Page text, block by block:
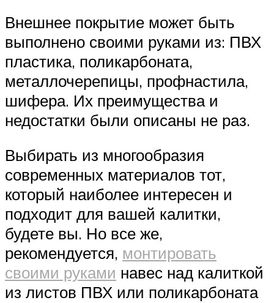
Внешнее покрытие может быть
выполнено своими руками из: ПВХ
пластика, поликарбоната,
металлочерепицы, профнастила,
шифера. Их преимущества и
недостатки были описаны не раз.
Выбирать из многообразия
современных материалов тот,
который наиболее интересен и
подходит для вашей калитки,
будете вы. Но все же,
рекомендуется, монтировать
своими руками навес над калиткой
из листов ПВХ или поликарбоната